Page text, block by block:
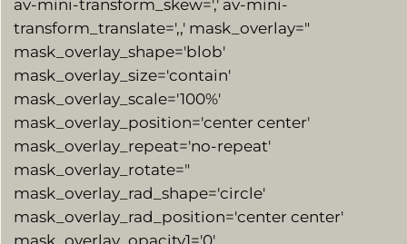
av-mini-transform_skew=',' av-mini-
transform_translate=',,' mask_overlay="
mask_overlay_shape='blob'
mask_overlay_size='contain'
mask_overlay_scale='100%'
mask_overlay_position='center center'
mask_overlay_repeat='no-repeat'
mask_overlay_rotate="
mask_overlay_rad_shape='circle'
mask_overlay_rad_position='center center'
mask_overlay_opacity1='0′